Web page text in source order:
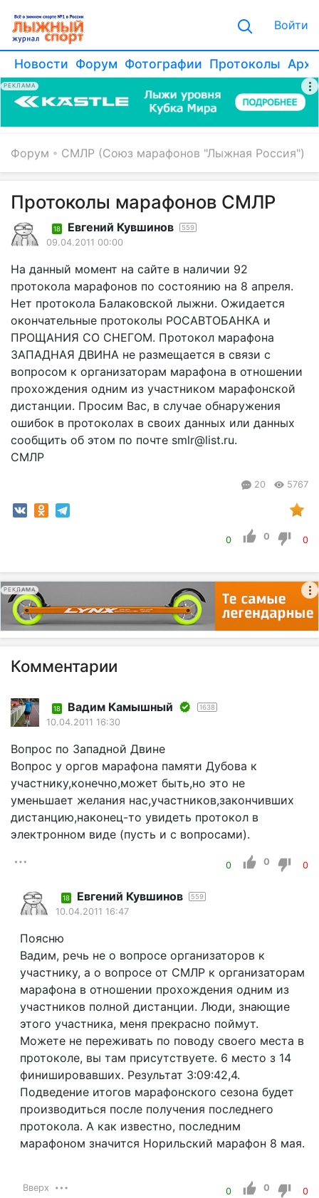
Войти
Новости Форум Фотографии Протоколы
РЕКЛАМА
Форум СМЛР (Союз марафонов "Лыжная Россия")
Протоколы марафонов СМЛР
18 Евгений Кувшинов 559
09.04.2011 00:00
На данный момент на сайте в наличии 92
протокола марафонов по состоянию на 8 апреля.
Нет протокола Балаковской лыжни. Ожидается
окончательные протоколы РОСАВТОБАНКА и
ПРОЩАНИЯ СО СНЕГОМ. Протокол марафона
ЗАПАДНАЯ ДВИНА не размещается в связи с
вопросом к организаторам марафона в отношении
прохождения одним из участником марафонской
дистанции. Просим Вас, в случае обнаружения
ошибок в протоколах в своих данных или данных
сообщить об этом по почте smlr@list.ru.
СМЛР
20 5767
0 0 0
РЕКЛАМА
Комментарии
18 Вадим Камышный 1638
10.04.2011 16:30
Вопрос по Западной Двине
Вопрос у оргов марафона памяти Дубова к
участнику,конечно,может быть,но это не
уменьшает желания нас,участников,закончивших
дистанцию,наконец-то увидеть протокол в
электронном виде (пусть и с вопросами).
0 0 0
18 Евгений Кувшинов 559
10.04.2011 16:47
Поясню
Вадим, речь не о вопросе организаторов к
участнику, а о вопросе от СМЛР к организаторам
марафона в отношении прохождения одним из
участников полной дистанции. Люди, знающие
этого участника, меня прекрасно поймут.
Можете не переживать по поводу своего места в
протоколе, вы там присутствуете. 6 место з 14
финишировавших. Результат 3:09:42,4.
Подведение итогов марафонского сезона будет
производиться после получения последнего
протокола. А как известно, последним
марафоном значится Норильский марафон 8 мая.
Вверх 0 0 0